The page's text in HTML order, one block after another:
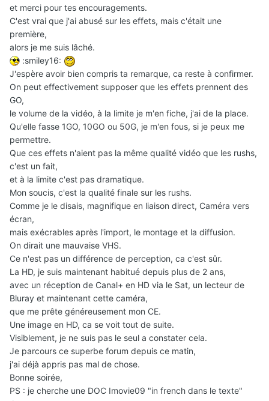
et merci pour tes encouragements.
C'est vrai que j'ai abusé sur les effets, mais c'était une
première,
alors je me suis lâché.
:smiley16:
J'espère avoir bien compris ta remarque, ca reste à confirmer.
On peut effectivement supposer que les effets prennent des
GO,
le volume de la vidéo, à la limite je m'en fiche, j'ai de la place.
Qu'elle fasse 1GO, 10GO ou 50G, je m'en fous, si je peux me
permettre.
Que ces effets n'aient pas la même qualité vidéo que les rushs,
c'est un fait,
et à la limite c'est pas dramatique.
Mon soucis, c'est la qualité finale sur les rushs.
Comme je le disais, magnifique en liaison direct, Caméra vers
écran,
mais exécrables après l'import, le montage et la diffusion.
On dirait une mauvaise VHS.
Ce n'est pas un différence de perception, ca c'est sûr.
La HD, je suis maintenant habitué depuis plus de 2 ans,
avec un réception de Canal+ en HD via le Sat, un lecteur de
Bluray et maintenant cette caméra,
que me prête généreusement mon CE.
Une image en HD, ca se voit tout de suite.
Visiblement, je ne suis pas le seul a constater cela.
Je parcours ce superbe forum depuis ce matin,
j'ai déjà appris pas mal de chose.
Bonne soirée,
PS : je cherche une DOC Imovie09 "in french dans le texte"